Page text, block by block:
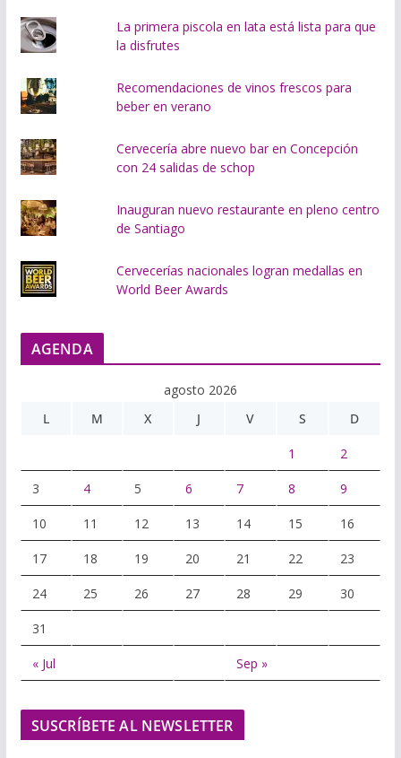
La primera piscola en lata está lista para que
la disfrutes
Recomendaciones de vinos frescos para
beber en verano
Cervecería abre nuevo bar en Concepción
con 24 salidas de schop
Inauguran nuevo restaurante en pleno centro
de Santiago
Cervecerías nacionales logran medallas en
World Beer Awards
AGENDA
agosto 2026
L
M X J V S D
1 2
3 4 5 6 7 8 9
10 11 12 13 14 15 16
17 18 19 20 21 22 23
24 25 26 27 28 29 30
31
« Jul Sep »
SUSCRÍBETE AL NEWSLETTER